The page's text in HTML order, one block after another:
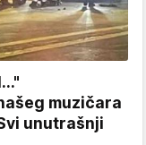
muzičara
unutrašnji